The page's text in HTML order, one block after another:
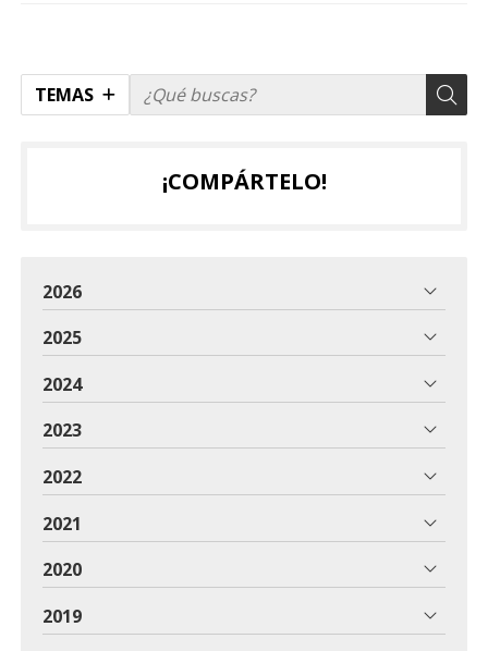
TEMAS
¡COMPÁRTELO!
2026
2025
2024
2023
2022
2021
2020
2019